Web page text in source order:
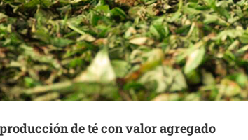
de té con valor agregado